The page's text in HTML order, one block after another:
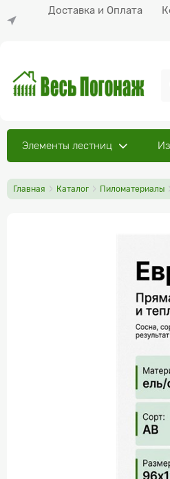
Доставка и Оплата
Элементы лестниц
Главная Каталог Пиломатериалы